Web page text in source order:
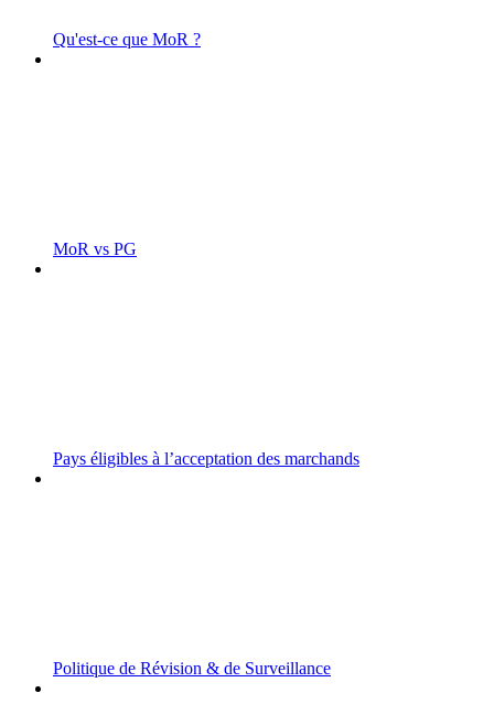
Qu'est-ce que MoR ?
MoR vs PG
Pays éligibles à l’acceptation des marchands
Politique de Révision & de Surveillance